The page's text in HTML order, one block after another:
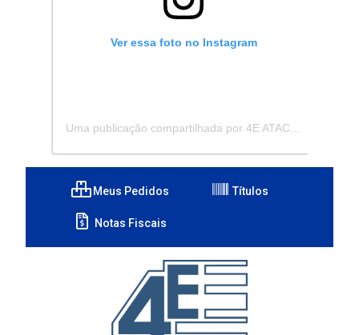
Ver essa foto no Instagram
Meus Pedidos Títulos
Notas Fiscais